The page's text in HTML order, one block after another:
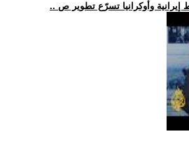
وأوكرانيا تسرّع تطوير ص